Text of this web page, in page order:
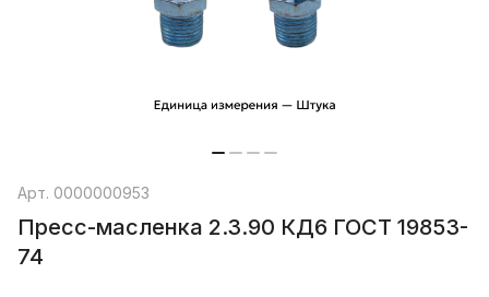
Арт. 0000000953
Пресс-масленка 2.3.90 КД6 ГОСТ 19853-
74